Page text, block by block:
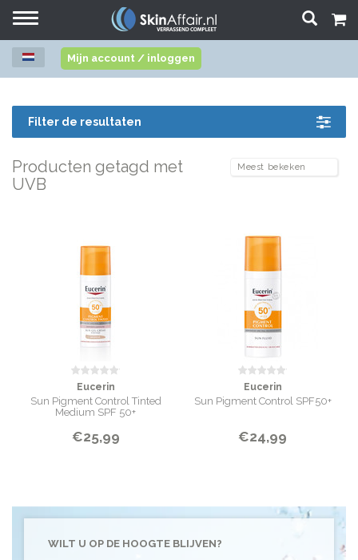
Toggle
Mijn account / inloggen
Filter de resultaten
Producten getagd met
UVB
Eucerin
Sun Pigment Control Tinted
Medium SPF 50+
€25,99
Eucerin
Sun Pigment Control SPF50+
€24,99
WILT U OP DE HOOGTE BLIJVEN?